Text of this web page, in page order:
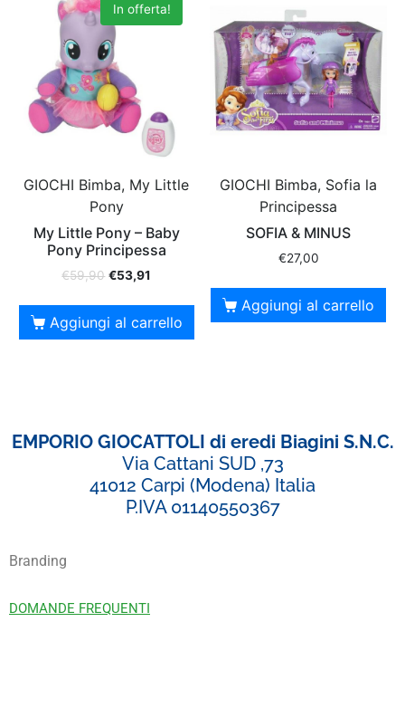
In offerta!
GIOCHI Bimba, My Little
Pony
My Little Pony – Baby
Pony Principessa
€59,90 €53,91
Aggiungi al carrello
GIOCHI Bimba, Sofia la
Principessa
SOFIA & MINUS
€27,00
Aggiungi al carrello
EMPORIO GIOCATTOLI di eredi Biagini S.N.C.
Via Cattani SUD ,73
41012 Carpi (Modena) Italia
P.IVA 01140550367
Branding
DOMANDE FREQUENTI